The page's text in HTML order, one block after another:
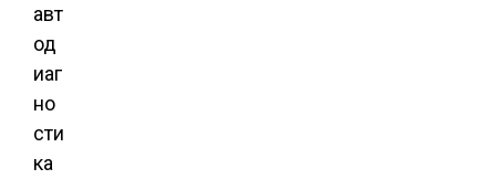
авт
од
иаг
но
сти
ка